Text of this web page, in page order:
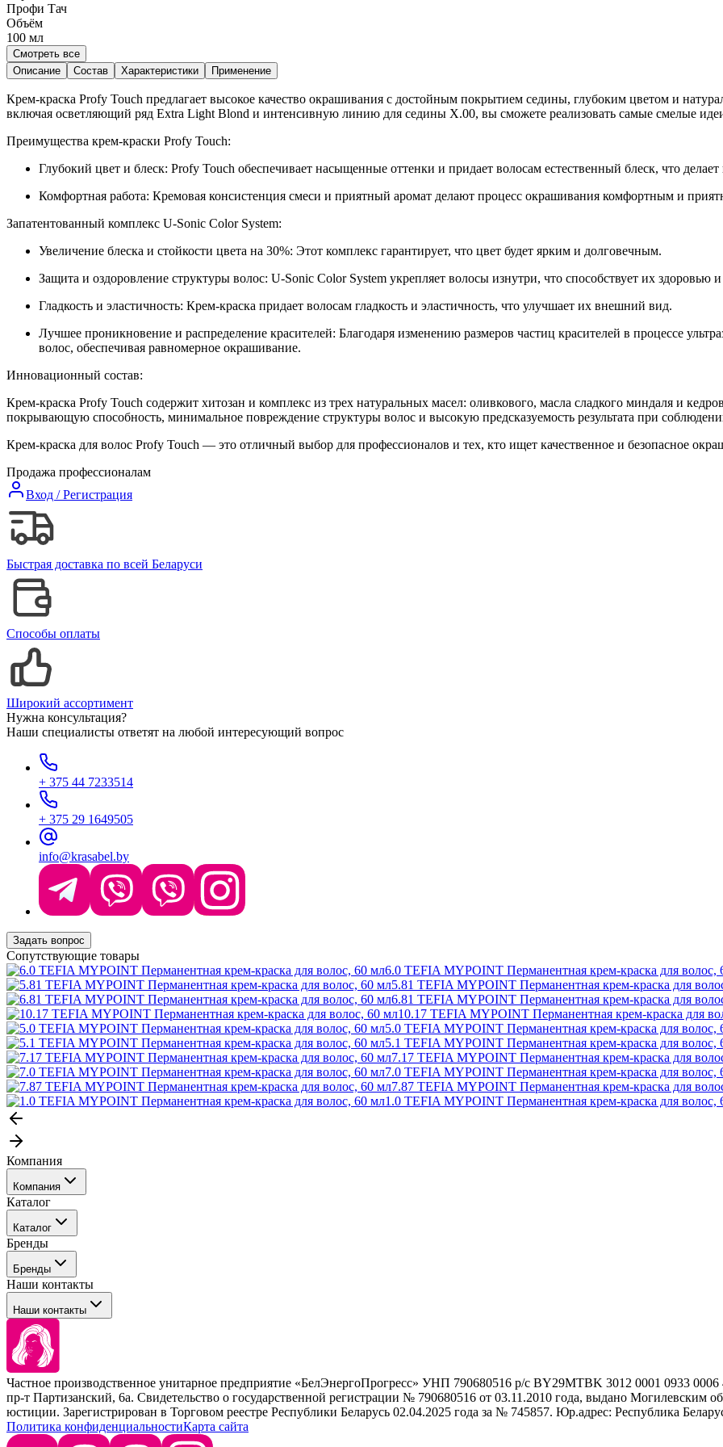
Профи Тач
Объём
100 мл
Смотреть все
Описание
Состав Характеристики Применение
Крем-краска Profy Touch предлагает высокое качество окрашивания с достойным покрытием седины, глубоким цветом и
включая осветляющий ряд Extra Light Blond и интенсивную линию для седины Х.00, вы сможете реализовать самые смелые
Преимущества крем-краски Profy Touch:
Глубокий цвет и блеск: Profy Touch обеспечивает насыщенные оттенки и придает волосам естественный блеск, что
Комфортная работа: Кремовая консистенция смеси и приятный аромат делают процесс окрашивания комфортным и
Запатентованный комплекс U-Sonic Color System:
Увеличение блеска и стойкости цвета на 30%: Этот комплекс гарантирует, что цвет будет ярким и долговечным.
Защита и оздоровление структуры волос: U-Sonic Color System укрепляет волосы изнутри, что способствует их здоровью и
Гладкость и эластичность: Крем-краска придает волосам гладкость и эластичность, что улучшает их внешний вид.
Лучшее проникновение и распределение красителей: Благодаря изменению размеров частиц красителей в процессе
волос, обеспечивая равномерное окрашивание.
Инновационный состав:
Крем-краска Profy Touch содержит хитозан и комплекс из трех натуральных масел: оливкового, масла сладкого миндаля и
покрывающую способность, минимальное повреждение структуры волос и высокую предсказуемость результата при
Крем-краска для волос Profy Touch — это отличный выбор для профессионалов и тех, кто ищет качественное и безопасное
Продажа профессионалам
Вход / Регистрация
Быстрая доставка по всей Беларуси
Способы оплаты
Широкий ассортимент
Нужна консультация?
Наши специалисты ответят на любой интересующий вопрос
+ 375 44 7233514
+ 375 29 1649505
info@krasabel.by
Задать вопрос
Сопутствующие товары
6.0 TEFIA MYPOINT Перманентная крем-краска для волос,
5.81 TEFIA MYPOINT Перманентная крем-краска для
6.81 TEFIA MYPOINT Перманентная крем-краска для
10.17 TEFIA MYPOINT Перманентная крем-краска для
5.0 TEFIA MYPOINT Перманентная крем-краска для волос,
5.1 TEFIA MYPOINT Перманентная крем-краска для волос,
7.17 TEFIA MYPOINT Перманентная крем-краска для
7.0 TEFIA MYPOINT Перманентная крем-краска для волос,
7.87 TEFIA MYPOINT Перманентная крем-краска для
1.0 TEFIA MYPOINT Перманентная крем-краска для волос,
Компания
Компания
События
Покупателю
Каталог
Каталог
Профессиональные средства для окрашивания волос
Сервисные средства
Уход
Стайлинг
Брови и ресницы
Барберинг
Наборы
Расходные материалы
Бренды
Бренды
Tefia
Concept
Kezy
Barex
Sim Sensitive
Kebren
Selective Professional
White Line
Наши контакты
Наши контакты
+ 375 44 7233514
+ 375 29 1649505
info@krasabel.by
Частное производственное унитарное предприятие «БелЭнергоПрогресс» УНП 790680516 р/с BY29MTBK 3012 0001 0933
пр-т Партизанский, 6а. Свидетельство о государственной регистрации № 790680516 от 03.11.2010 года, выдано Могилевским
юстиции. Зарегистрирован в Торговом реестре Республики Беларусь 02.04.2025 года за № 745857. Юр.адрес: Республика
Политика конфиденциальностиКарта сайта